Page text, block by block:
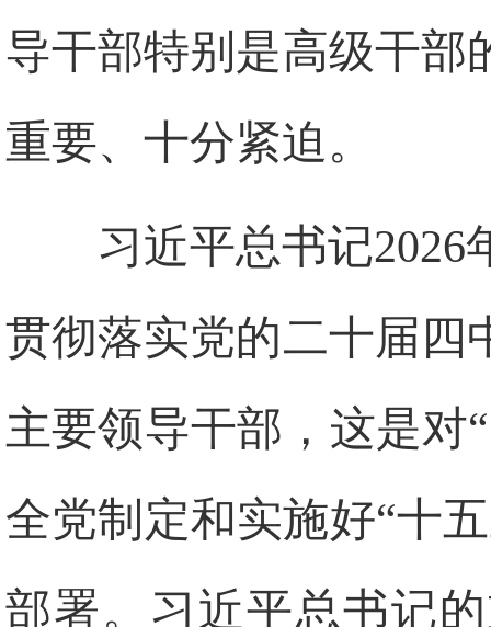
导干部特别是高级干部
重要、十分紧迫。
习近平总书记
贯彻落实党的二十届四
主要领导干部，这是对
全党制定和实施好“十
部署。习近平总书记